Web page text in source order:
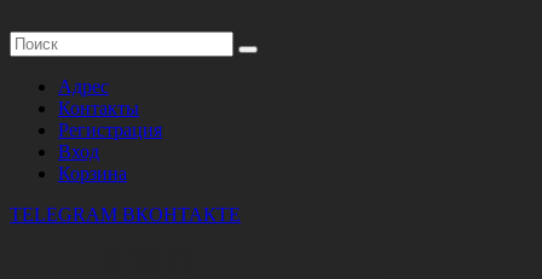
Адрес
Контакты
Регистрация
Вход
Корзина
TELEGRAM ВКОНТАКТЕ